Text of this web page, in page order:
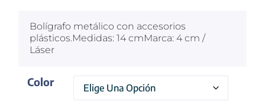
Bolígrafo metálico con accesorios
plásticos.Medidas: 14 cmMarca: 4 cm /
Láser
Color